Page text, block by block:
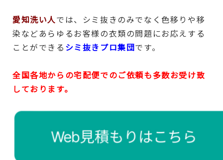
愛知洗い人では、シミ抜きのみでなく色移りや移
染などあらゆるお客様の衣類の問題にお応えする
ことができる シミ抜きプロ集団です。
全国各地からの宅配便でのご依頼も多数お受け致
しております。